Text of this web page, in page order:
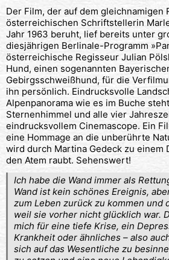
Der Film, der auf dem gleichnamigen
österreichischen Schriftstellerin
Jahr 1963 beruht, lief bereits unter
diesjährigen Berlinale-Programm
österreichische Regisseur Julian
Hund, einen sogenannten
Gebirgsschweißhund, für die
ihn persönlich. Eindrucksvolle
Alpenpanorama wie es im Buche
Sternenhimmel und alle vier
eindrucksvollem Cinemascope. Ein
eine Hommage an die unberührte
wird durch Martina Gedeck zu einem
den Atem raubt. Sehenswert!
Ich habe die Wand immer als
Wand ist kein schönes Ereignis,
zum Leben zurück zu kommen und
weil sie vorher nicht glücklich war.
mich für eine tiefe Krise, ein
Krankheit oder ähnliches – also
sich auf das Wesentliche zu